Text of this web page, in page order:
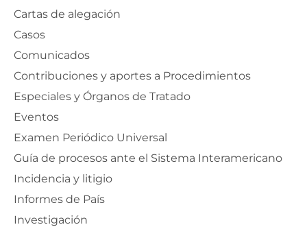
Cartas de alegación
Casos
Comunicados
Contribuciones y aportes a Procedimientos
Especiales y Órganos de Tratado
Eventos
Examen Periódico Universal
Guía de procesos ante el Sistema Interamericano
Incidencia y litigio
Informes de País
Investigación